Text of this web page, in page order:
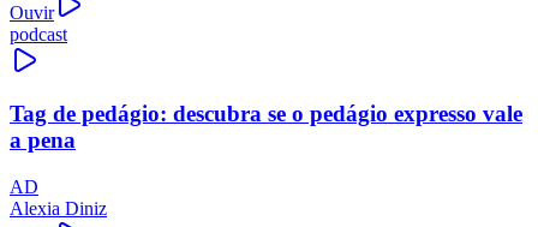
Ouvir
podcast
Tag de pedágio: descubra se o pedágio expresso vale
a pena
AD
Alexia Diniz